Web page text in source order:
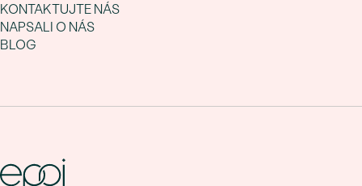
KONTAKTUJTE NÁS
NAPSALI O NÁS
BLOG